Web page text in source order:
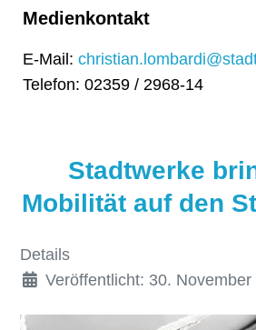
Medienkontakt
E-Mail:
Telefon: 02359 / 2968-14
Stadtwerke
Mobilität auf den
Details
Veröffentlicht: 30. November